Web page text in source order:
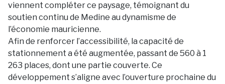
viennent compléter ce paysage, témoignant du
soutien continu de Medine au dynamisme de
l’économie mauricienne.
Afin de renforcer l’accessibilité, la capacité de
stationnement a été augmentée, passant de 560 à 1
263 places, dont une partie couverte. Ce
développement s’aligne avec l’ouverture prochaine du